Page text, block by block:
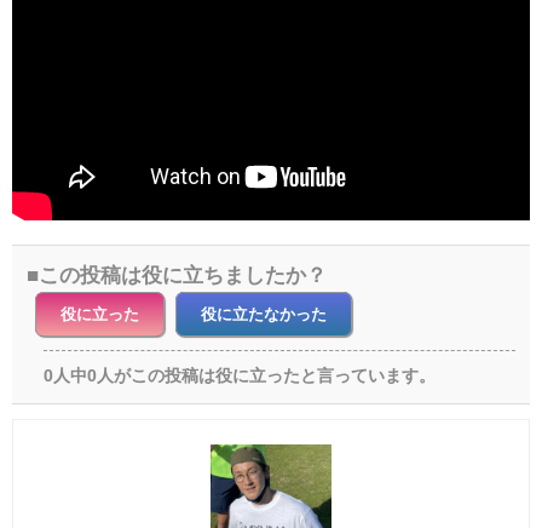
この投稿は役に立ちましたか？
役に立った 役に立たなかった
0人中0人がこの投稿は役に立ったと言っています。